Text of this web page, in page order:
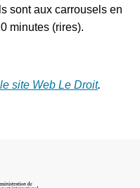
sont aux carrousels en
minutes (rires).
site Web Le Droit.
l’aéroport international